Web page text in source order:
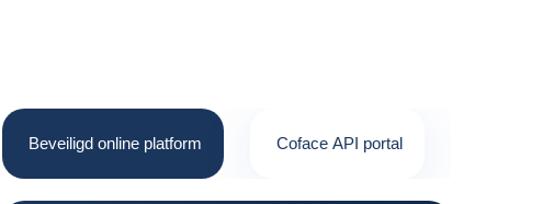
Beveiligd online platform Coface API portal